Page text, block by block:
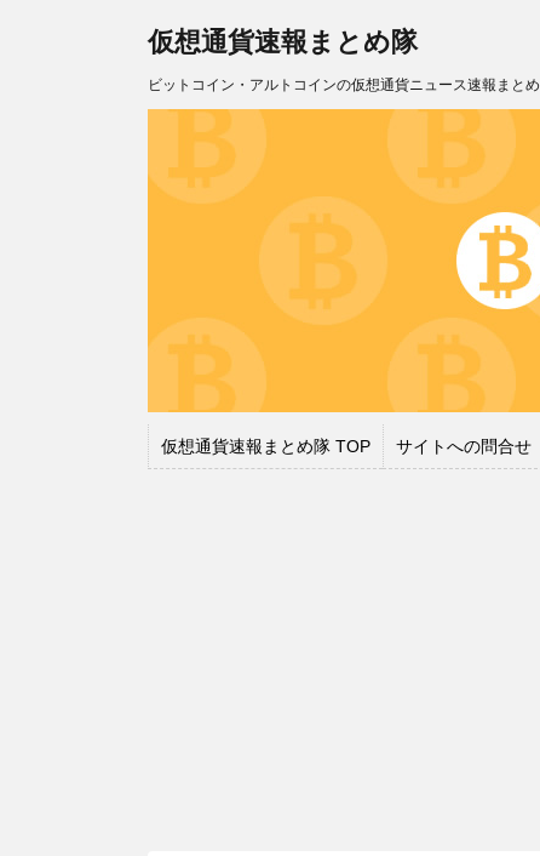
仮想通貨速報まとめ隊
ビットコイン・アルトコインの仮想通貨ニュース速報まとめ
仮想通貨速報まとめ隊 TOP サイトへの問合せ